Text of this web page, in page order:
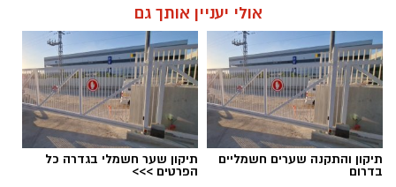
תגים:מועצה מקומית גדרה
הדחת מבקר המועצה
המקומית גדרה
אולי יעניין אותך גם
תיקון והתקנה שערים חשמליים
בדרום
תיקון שער חשמלי בגדרה כל
הפרטים >>>